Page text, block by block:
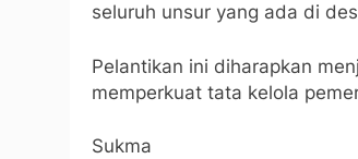
seluruh unsur yang ada di
Pelantikan ini diharapkan
memperkuat tata kelola
Sukma